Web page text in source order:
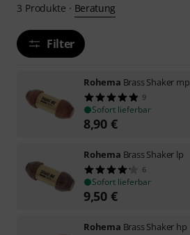
3 Produkte · Beratung
Filter
Rohema Brass Shaker mp
9
Sofort lieferbar
8,90 €
Rohema Brass Shaker lp
6
Sofort lieferbar
9,50 €
Rohema Brass Shaker hp